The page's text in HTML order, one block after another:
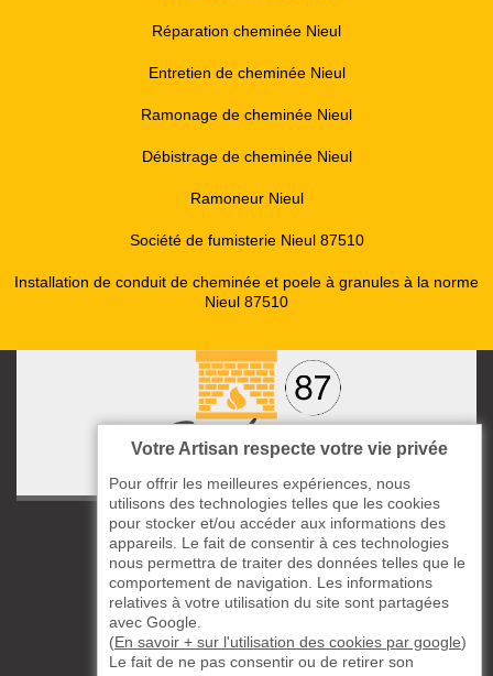
Réparation cheminée Nieul
Entretien de cheminée Nieul
Ramonage de cheminée Nieul
Débistrage de cheminée Nieul
Ramoneur Nieul
Société de fumisterie Nieul 87510
Installation de conduit de cheminée et poele à granules à la norme
Nieul 87510
ccas le Bourg
87220 Boisseuil
05 33 06 14 49
06 37 57 44 80
Siret : 823732649
Votre Artisan respecte votre vie privée
Pour offrir les meilleures expériences, nous
utilisons des technologies telles que les cookies
pour stocker et/ou accéder aux informations des
appareils. Le fait de consentir à ces technologies
nous permettra de traiter des données telles que le
comportement de navigation. Les informations
relatives à votre utilisation du site sont partagées
avec Google.
(En savoir + sur l'utilisation des cookies par google)
Le fait de ne pas consentir ou de retirer son